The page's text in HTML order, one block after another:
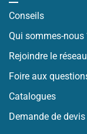
Conseils
Qui sommes-nous
Rejoindre le réseau
Foire aux
Catalogues
Demande de devis